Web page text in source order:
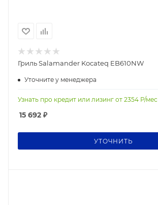
Гриль Salamander Kocateq EB610NW
Уточните у менеджера
Узнать про кредит или лизинг от 2354 Р/мес
15 692 ₽
УТОЧНИТЬ